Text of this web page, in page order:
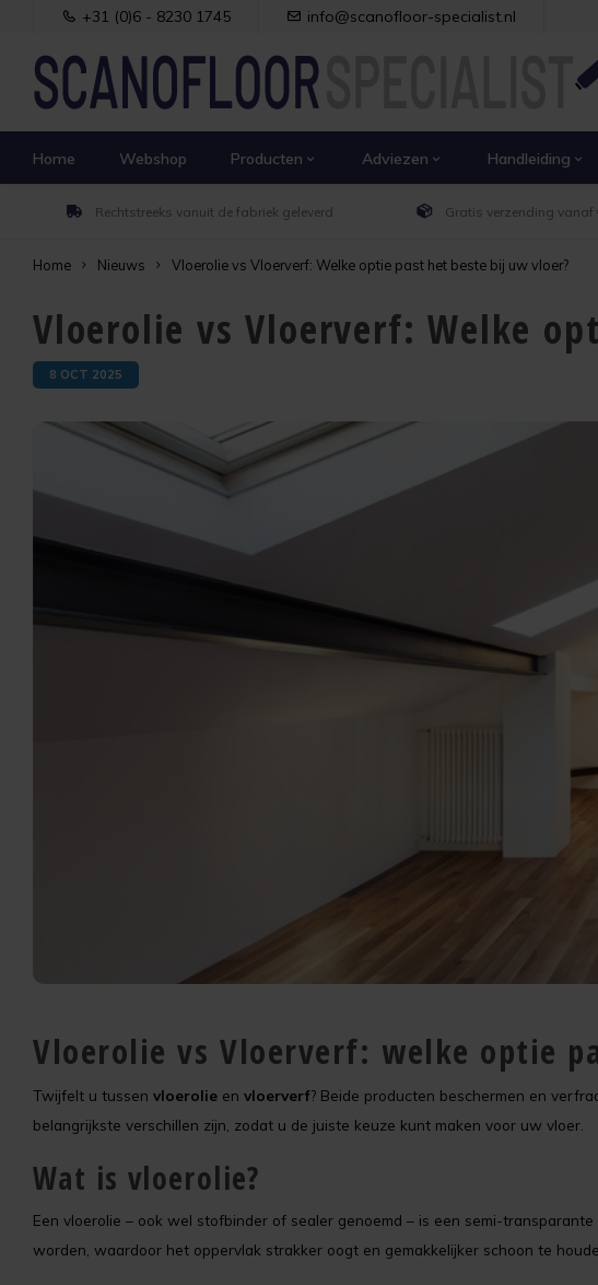
+31 (0)6 - 8230 1745 info@scanofloor-specialist.nl
Home Webshop Producten Adviezen Handleiding
Rechtstreeks vanuit de fabriek geleverd Gratis verzending vanaf
Home Nieuws Vloerolie vs Vloerverf: Welke optie past het beste bij uw vloer?
Vloerolie vs Vloerverf: Welke
8 OCT 2025
Vloerolie vs Vloerverf: welke optie
Twijfelt u tussen vloerolie en vloerverf? Beide producten beschermen en
belangrijkste verschillen zijn, zodat u de juiste keuze kunt maken voor uw vloer.
Wat is vloerolie?
Een vloerolie – ook wel stofbinder of sealer genoemd – is een semi-
worden, waardoor het oppervlak strakker oogt en gemakkelijker schoon te